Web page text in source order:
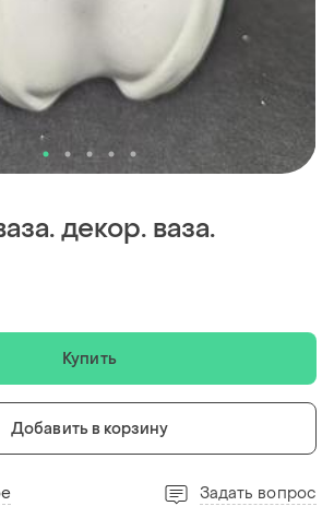
декор. ваза.
Купить
Добавить в корзину
Задать вопрос